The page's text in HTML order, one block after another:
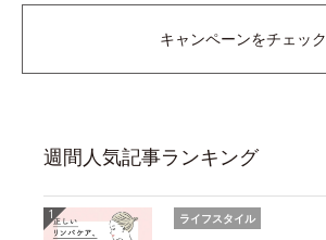
キャンペーンをチェック
週間人気記事ランキング
ライフスタイル